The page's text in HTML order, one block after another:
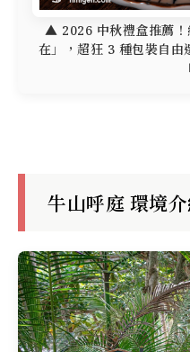
▲ 2026 中秋禮盒推薦！
在」，超狂 3 種包裝自
牛山呼庭 環境